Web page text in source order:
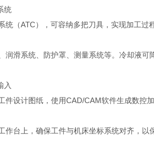
统
（ATC），可容纳多把刀具，实现加工过
滑系统、防护罩、测量系统等。冷却液可
设计图纸，使用CAD/CAM软件生成数控加
台上，确保工件与机床坐标系统对齐，以保